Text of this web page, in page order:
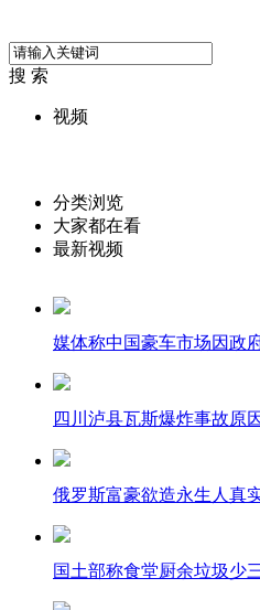
搜 索
视频
分类浏览
大家都在看
最新视频
媒体称中国豪车市场因政
四川泸县瓦斯爆炸事故原
俄罗斯富豪欲造永生人真
国土部称食堂厨余垃圾少